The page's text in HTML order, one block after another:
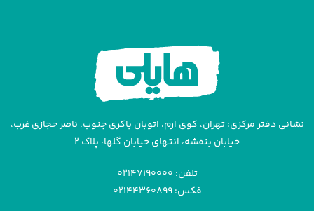
نشانی دفتر مرکزی: تهران، کوی ارم، اتوبان باکری جنوب، ناصر حجازی غرب،
خیابان بنفشه، انتهای خیابان گلها، پلاک ۲
تلفن: ۰۲۱۴۷۱۹۰۰۰۰
فکس: ۰۲۱۴۴۳۶۰۸۹۹